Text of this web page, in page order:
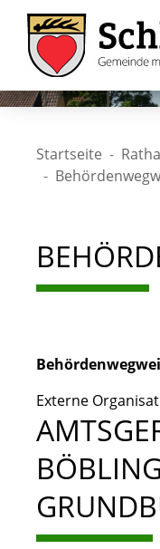
Startseite
Externe